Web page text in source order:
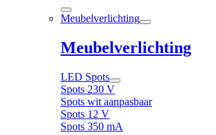
Meubelverlichting
Meubelverlichting
LED Spots
Spots 230 V
Spots wit aanpasbaar
Spots 12 V
Spots 350 mA